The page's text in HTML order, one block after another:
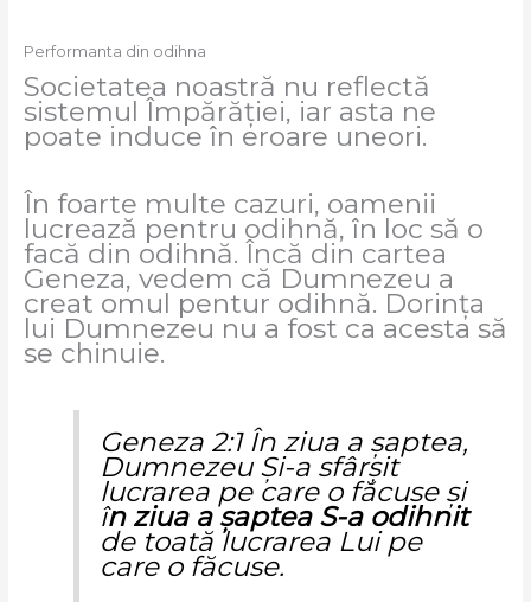
Performanta din odihna
Societatea noastră nu reflectă
sistemul Împărăției, iar asta ne
poate induce în eroare uneori.
În foarte multe cazuri, oamenii
lucrează pentru odihnă, în loc să o
facă din odihnă. Încă din cartea
Geneza, vedem că Dumnezeu a
creat omul pentur odihnă. Dorința
lui Dumnezeu nu a fost ca acesta să
se chinuie.
Geneza 2:1 În ziua a şaptea,
Dumnezeu Şi-a sfârşit
lucrarea pe care o făcuse şi
în ziua a şaptea S-a odihnit
de toată lucrarea Lui pe
care o făcuse.